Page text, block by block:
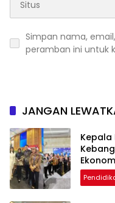
Simpan nama,
peramban ini untuk
JANGAN
Kepala